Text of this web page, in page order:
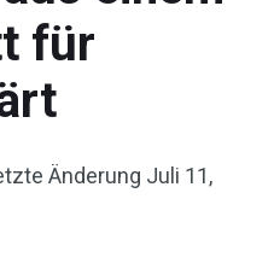
für
Änderung Juli 11,